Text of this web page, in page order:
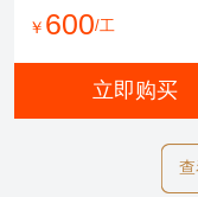
￥ 600/工
立即购买